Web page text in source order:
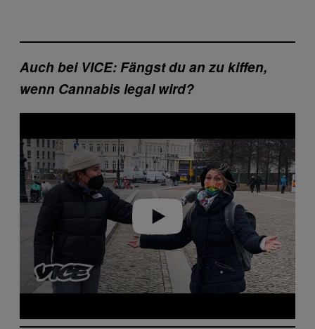
Auch bei VICE: Fängst du an zu kiffen,
wenn Cannabis legal wird?
Play video